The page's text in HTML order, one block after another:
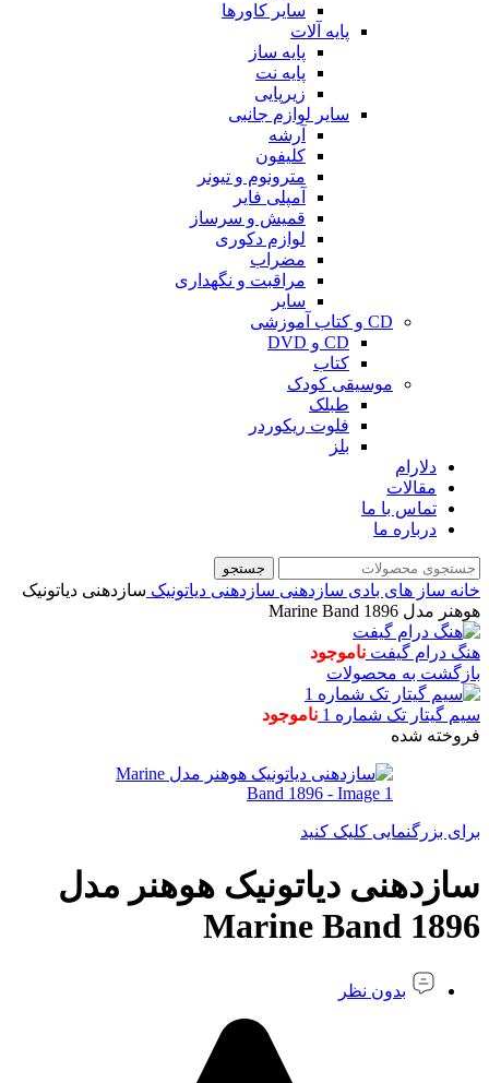
سایر کاورها
پایه آلات
پایه ساز
پایه نت
زیرپایی
سایر لوازم جانبی
آرشه
کلیفون
مترونوم و تیونر
آمپلی فایر
قمیش و سرساز
لوازم دکوری
مضراب
مراقبت و نگهداری
سایر
CD و کتاب آموزشی
CD و DVD
کتاب
موسیقی کودک
طبلک
فلوت ریکوردر
بلز
دلارام
مقالات
تماس با ما
درباره ما
جستجو
خانه ساز های بادی سازدهنی سازدهنی دیاتونیک سازدهنی دیاتونیک
هوهنر مدل Marine Band 1896
هنگ درام گیفت ناموجود
بازگشت به محصولات
سیم گیتار تک شماره 1
ناموجود
فروخته شده
برای بزرگنمایی کلیک کنید
سازدهنی دیاتونیک هوهنر مدل
Marine Band 1896
بدون نظر